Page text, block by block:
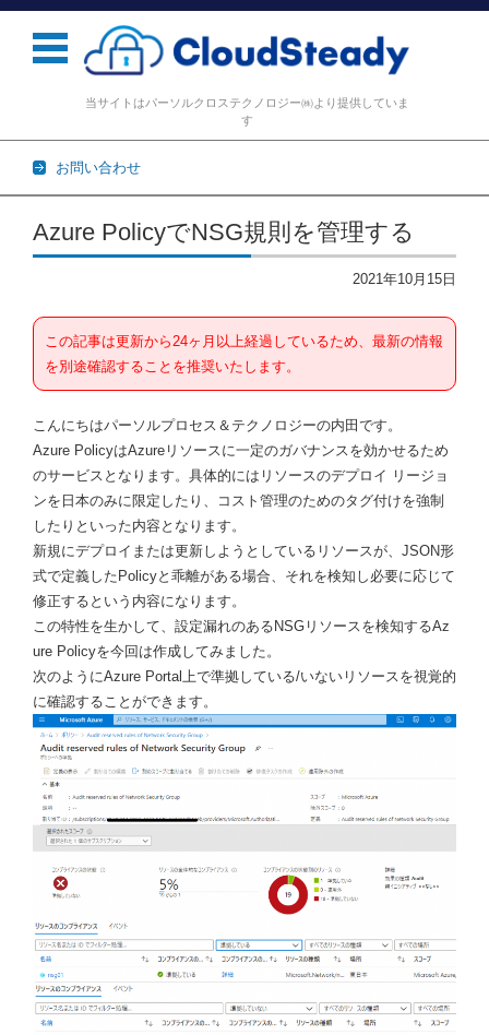
当サイトはパーソルクロステクノロジー㈱より提供していま
す
お問い合わせ
コンテンツに移動
Azure PolicyでNSG規則を管理する
2021年10月15日
この記事は更新から24ヶ月以上経過しているため、最新の情報
を別途確認することを推奨いたします。
こんにちはパーソルプロセス＆テクノロジーの内田です。
Azure PolicyはAzureリソースに一定のガバナンスを効かせるため
のサービスとなります。具体的にはリソースのデプロイ リージョ
ンを日本のみに限定したり、コスト管理のためのタグ付けを強制
したりといった内容となります。
新規にデプロイまたは更新しようとしているリソースが、JSON形
式で定義したPolicyと乖離がある場合、それを検知し必要に応じて
修正するという内容になります。
この特性を生かして、設定漏れのあるNSGリソースを検知するAz
ure Policyを今回は作成してみました。
次のようにAzure Portal上で準拠している/いないリソースを視覚的
に確認することができます。